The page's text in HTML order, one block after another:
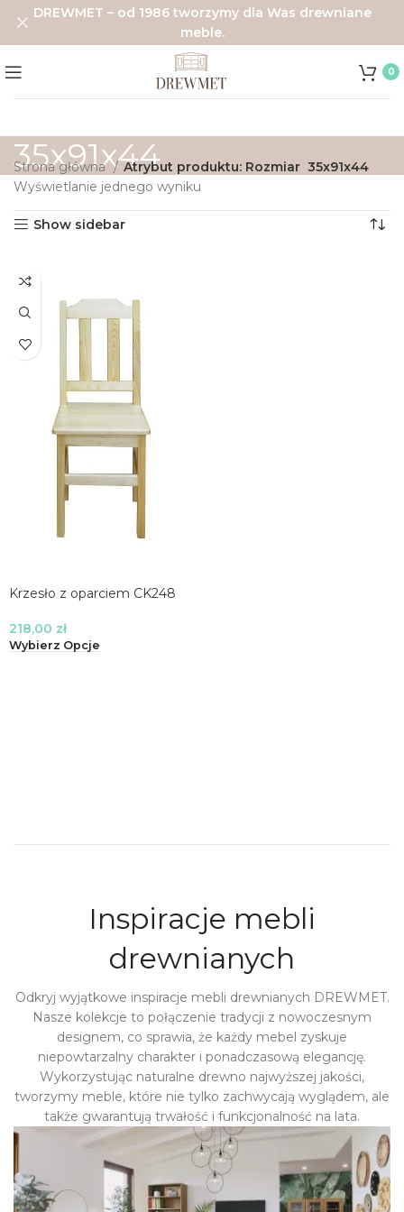
0
35x91x44
Strona główna Atrybut produktu: Rozmiar 35x91x44
Wyświetlanie jednego wyniku
Show sidebar
Krzesło z oparciem CK248
218,00 zł
Wybierz Opcje
Inspiracje mebli
drewnianych
Odkryj wyjątkowe inspiracje mebli drewnianych DREWMET.
Nasze kolekcje to połączenie tradycji z nowoczesnym
designem, co sprawia, że każdy mebel zyskuje
niepowtarzalny charakter i ponadczasową elegancję.
Wykorzystując naturalne drewno najwyższej jakości,
tworzymy meble, które nie tylko zachwycają wyglądem, ale
także gwarantują trwałość i funkcjonalność na lata.
DREWMET – od 1986 tworzymy dla Was drewniane
meble.